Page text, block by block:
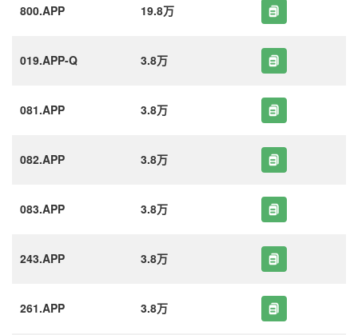
800.APP 19.8万
019.APP-Q 3.8万
081.APP 3.8万
082.APP 3.8万
083.APP 3.8万
243.APP 3.8万
261.APP 3.8万